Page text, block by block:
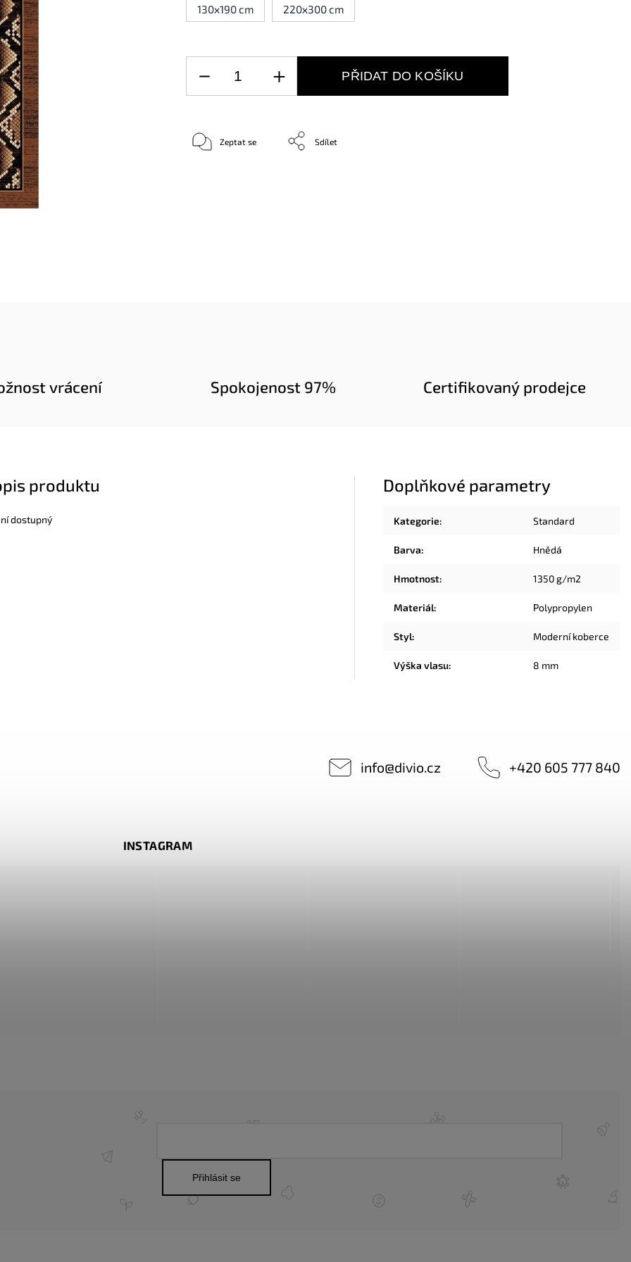
130x190 cm
220x300 cm
PŘIDAT DO KOŠÍKU
Zeptat se Sdílet
vrácení Spokojenost 97% Certifikovaný prodejce
produktu
dostupný
Doplňkové parametry
Kategorie: Standard
Barva: Hnědá
Hmotnost: 1350 g/m2
Materiál: Polypropylen
Styl: Moderní koberce
Výška vlasu: 8 mm
info@divio.cz +420 605 777 840
INSTAGRAM
Přihlásit se